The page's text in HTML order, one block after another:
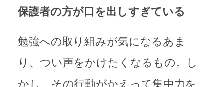
保護者の方が口を出しすぎている
勉強への取り組みが気になるあま
り、つい声をかけたくなるもの。し
かし、その行動がかえって集中力を